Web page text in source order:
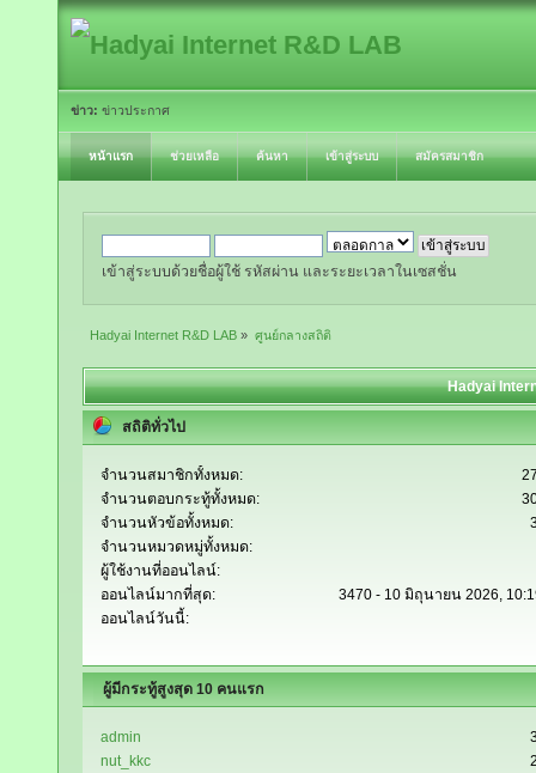
ข่าว: ข่าวประกาศ
หน้าแรก ช่วยเหลือ ค้นหา เข้าสู่ระบบ สมัครสมาชิก
เข้าสู่ระบบด้วยชื่อผู้ใช้ รหัสผ่าน และระยะเวลาในเซสชั่น
Hadyai Internet R&D LAB » ศูนย์กลางสถิติ
Hadyai
สถิติทั่วไป
จำนวนสมาชิกทั้งหมด:
จำนวนตอบกระทู้ทั้งหมด:
จำนวนหัวข้อทั้งหมด:
จำนวนหมวดหมู่ทั้งหมด:
ผู้ใช้งานที่ออนไลน์:
ออนไลน์มากที่สุด:
3470 - 10 มิถุนายน 2026,
ออนไลน์วันนี้:
ผู้มีกระทู้สูงสุด 10 คนแรก
admin
nut_kkc